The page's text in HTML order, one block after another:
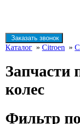
Заказать звонок
Каталог » Citroen »
Запчасти
колес
Фильтр